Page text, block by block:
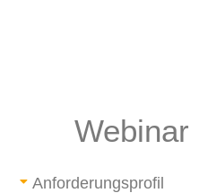
Webinar
Anforderungsprofil